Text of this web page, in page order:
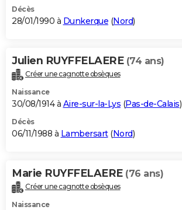
Décès
28/01/1990 à Dunkerque (Nord)
Julien RUYFFELAERE (74 ans)
Créer une cagnotte obsèques
Naissance
30/08/1914 à Aire-sur-la-Lys (Pas-de-Calais)
Décès
06/11/1988 à Lambersart(Nord)
Marie RUYFFELAERE (76 ans)
Créer une cagnotte obsèques
Naissance